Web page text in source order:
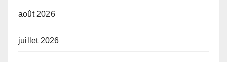
août 2026
juillet 2026